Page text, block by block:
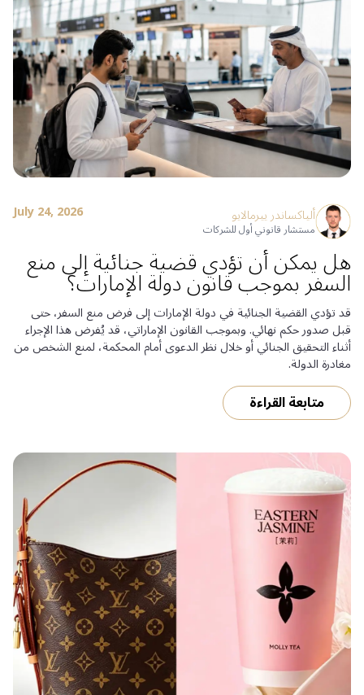
ألياكساندر ييرمالايو
مستشار قانوني أول للشركات
July 24, 2026
هل يمكن أن تؤدي قضية جنائية إلى منع
السفر بموجب قانون دولة الإمارات؟
قد تؤدي القضية الجنائية في دولة الإمارات إلى فرض منع السفر، حتى
قبل صدور حكم نهائي. وبموجب القانون الإماراتي، قد يُفرض هذا الإجراء
أثناء التحقيق الجنائي أو خلال نظر الدعوى أمام المحكمة، لمنع الشخص من
مغادرة الدولة.
متابعة القراءة